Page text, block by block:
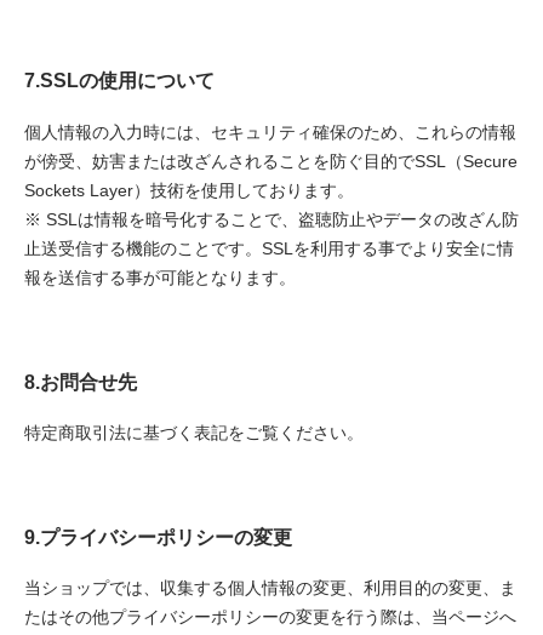
7.SSLの使用について
個人情報の入力時には、セキュリティ確保のため、これらの情報
が傍受、妨害または改ざんされることを防ぐ目的でSSL（Secure
Sockets Layer）技術を使用しております。
※ SSLは情報を暗号化することで、盗聴防止やデータの改ざん防
止送受信する機能のことです。SSLを利用する事でより安全に情
報を送信する事が可能となります。
8.お問合せ先
特定商取引法に基づく表記をご覧ください。
9.プライバシーポリシーの変更
当ショップでは、収集する個人情報の変更、利用目的の変更、ま
たはその他プライバシーポリシーの変更を行う際は、当ページへ